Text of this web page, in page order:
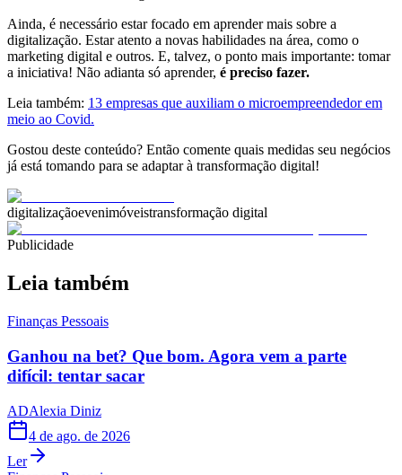
Ainda, é necessário estar focado em aprender mais sobre a
digitalização. Estar atento a novas habilidades na área, como o
marketing digital e outros. E, talvez, o ponto mais importante: tomar
a iniciativa! Não adianta só aprender, é preciso fazer.
Leia também: 13 empresas que auxiliam o microempreendedor em
meio ao Covid.
Gostou deste conteúdo? Então comente quais medidas seu negócios
já está tomando para se adaptar à transformação digital!
digitalizaçãoevenimóveistransformação digital
Publicidade
Leia também
Finanças Pessoais
Ganhou na bet? Que bom. Agora vem a parte
difícil: tentar sacar
ADAlexia Diniz
4 de ago. de 2026
Ler